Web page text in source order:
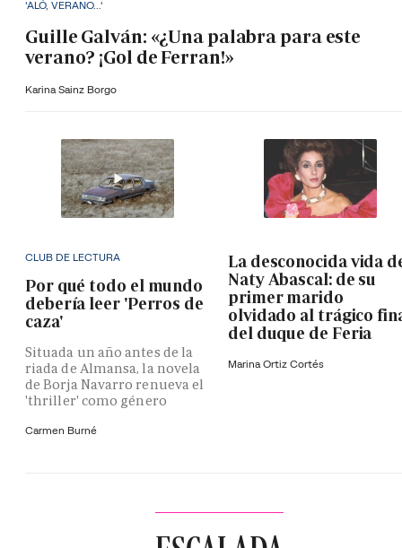
'ALÓ, VERANO...'
Guille Galván: «¿Una palabra para este
verano? ¡Gol de Ferran!»
Karina Sainz Borgo
CLUB DE LECTURA
Por qué todo el mundo
debería leer 'Perros de
caza'
Situada un año antes de la
riada de Almansa, la novela
de Borja Navarro renueva el
'thriller' como género
Carmen Burné
La desconocida vida
Naty Abascal: de su
primer marido
olvidado al trágico
del duque de Feria
Marina Ortiz Cortés